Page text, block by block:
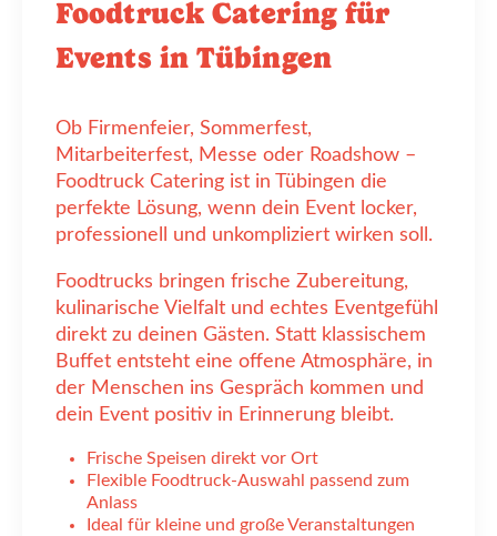
Foodtruck Catering für
Events in Tübingen
Ob Firmenfeier, Sommerfest,
Mitarbeiterfest, Messe oder Roadshow –
Foodtruck Catering ist in Tübingen die
perfekte Lösung, wenn dein Event locker,
professionell und unkompliziert wirken soll.
Foodtrucks bringen frische Zubereitung,
kulinarische Vielfalt und echtes Eventgefühl
direkt zu deinen Gästen. Statt klassischem
Buffet entsteht eine offene Atmosphäre, in
der Menschen ins Gespräch kommen und
dein Event positiv in Erinnerung bleibt.
Frische Speisen direkt vor Ort
Flexible Foodtruck-Auswahl passend zum
Anlass
Ideal für kleine und große Veranstaltungen